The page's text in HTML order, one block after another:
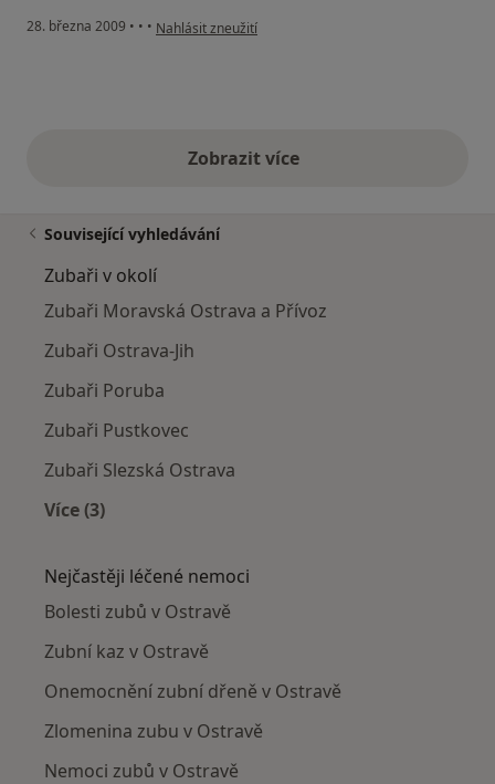
28. března 2009 • • • podle názoru uživatele Jitula
Nahlásit zneužití
Zobrazit vícevýše uvedené názory
Související vyhledávání
Zubaři v okolí
Zubaři Moravská Ostrava a Přívoz
Zubaři Ostrava-Jih
Zubaři Poruba
Zubaři Pustkovec
Zubaři Slezská Ostrava
Více (3)
Nejčastěji léčené nemoci
Bolesti zubů v Ostravě
Zubní kaz v Ostravě
Onemocnění zubní dřeně v Ostravě
Zlomenina zubu v Ostravě
Nemoci zubů v Ostravě